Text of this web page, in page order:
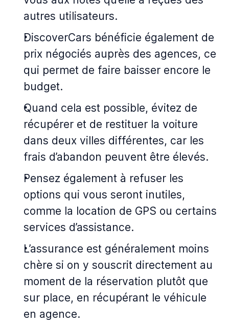
autres utilisateurs.
DiscoverCars bénéficie également de
prix négociés auprès des agences, ce
qui permet de faire baisser encore le
budget.
Quand cela est possible, évitez de
récupérer et de restituer la voiture
dans deux villes différentes, car les
frais d’abandon peuvent être élevés.
Pensez également à refuser les
options qui vous seront inutiles,
comme la location de GPS ou certains
services d’assistance.
L’assurance est généralement moins
chère si on y souscrit directement au
moment de la réservation plutôt que
sur place, en récupérant le véhicule
en agence.